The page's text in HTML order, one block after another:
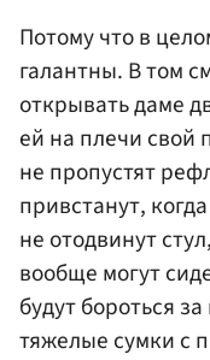
Потому что в
галантны. В том
открывать даме
ей на плечи свой
не пропустят
привстанут,
не отодвинут
вообще могут
будут бороться
тяжелые сумки с